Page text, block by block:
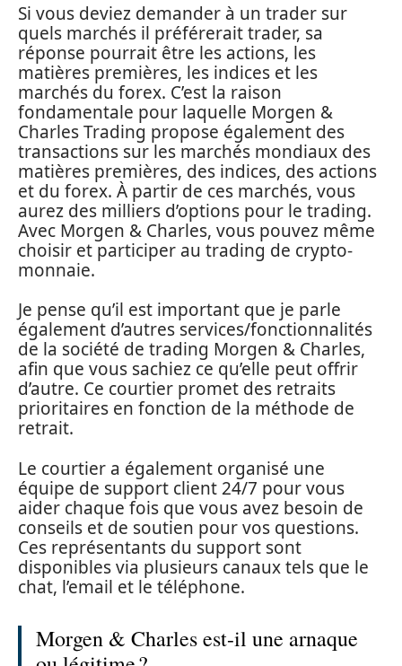
Si vous deviez demander à un trader sur
quels marchés il préférerait trader, sa
réponse pourrait être les actions, les
matières premières, les indices et les
marchés du forex. C’est la raison
fondamentale pour laquelle Morgen &
Charles Trading propose également des
transactions sur les marchés mondiaux des
matières premières, des indices, des actions
et du forex. À partir de ces marchés, vous
aurez des milliers d’options pour le trading.
Avec Morgen & Charles, vous pouvez même
choisir et participer au trading de crypto-
monnaie.
Je pense qu’il est important que je parle
également d’autres services/fonctionnalités
de la société de trading Morgen & Charles,
afin que vous sachiez ce qu’elle peut offrir
d’autre. Ce courtier promet des retraits
prioritaires en fonction de la méthode de
retrait.
Le courtier a également organisé une
équipe de support client 24/7 pour vous
aider chaque fois que vous avez besoin de
conseils et de soutien pour vos questions.
Ces représentants du support sont
disponibles via plusieurs canaux tels que le
chat, l’email et le téléphone.
Morgen & Charles est-il une arnaque